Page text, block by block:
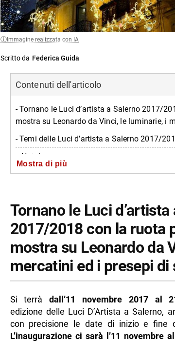
Immagine realizzata con IA
Scritto da Federica Guida
Contenuti dell'articolo
- Tornano le Luci d’artista a Salerno 2017/
mostra su Leonardo da Vinci, le luminarie, i
- Temi delle Luci d’artista a Salerno 2017/
-- Natale
-- Mito
-- Tempo
- Programma Luci d’artista 2017/2018 a
-- Ruota panoramica
-- Mostra di Leonardo Da Vinci
-- Mercatini di Natale
-- Sand Nativity – Presepi di sabbia
-- Capodanno in Piazza
-- Mostra d’arte presepiale
Mostra di più
Tornano le Luci d’artista
2017/2018 con la ruota
mostra su Leonardo da
mercatini ed i presepi di
Si terràdall’11 novembre 2017 al
edizione delle Luci D’Artista a Salerno,
con precisione le date di inizio e fine
L’inaugurazione ci sarà l’11 novembre